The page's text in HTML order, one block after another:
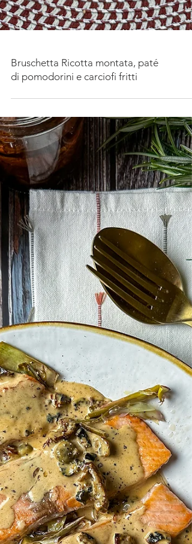
Bruschetta Ricotta montata, paté
di pomodorini e carciofi fritti